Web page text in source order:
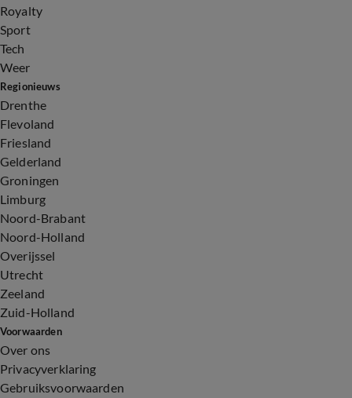
Royalty
Sport
Tech
Weer
Regionieuws
Drenthe
Flevoland
Friesland
Gelderland
Groningen
Limburg
Noord-Brabant
Noord-Holland
Overijssel
Utrecht
Zeeland
Zuid-Holland
Voorwaarden
Over ons
Privacyverklaring
Gebruiksvoorwaarden